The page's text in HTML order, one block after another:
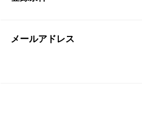
メールアドレス